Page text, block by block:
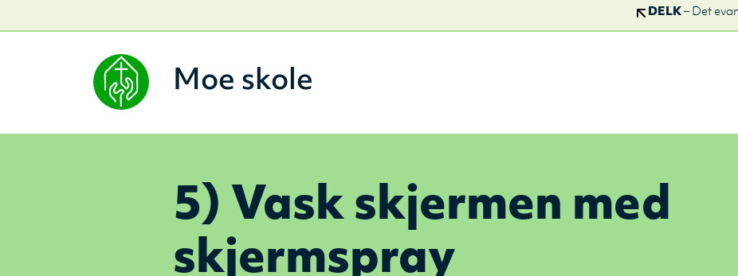
DELK – Det
Moe skole
5) Vask skjermen med
skjermspray